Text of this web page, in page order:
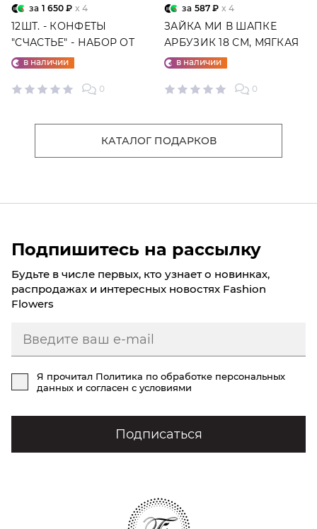
за 1 650 ₽ x 4
12ШТ. - КОНФЕТЫ
"СЧАСТЬЕ" - НАБОР ОТ
"ФАБРИКИ СЧАСТЬЕ"
в наличии
0
за 587 ₽ x 4
ЗАЙКА МИ В ШАПКЕ
АРБУЗИК 18 СМ, МЯГКАЯ
ИГРУШКА
в наличии
0
КАТАЛОГ ПОДАРКОВ
Подпишитесь на рассылку
Будьте в числе первых, кто узнает о новинках,
распродажах и интересных новостях Fashion
Flowers
Я прочитал Политика по обработке персональных
данных и согласен с условиями
Подписаться